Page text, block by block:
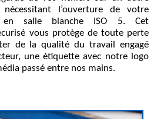
l’ouverture de votre
en salle blanche ISO 5. Cet
vous protège de toute perte
de la qualité du travail engagé
une étiquette avec notre logo
passé entre nos mains.